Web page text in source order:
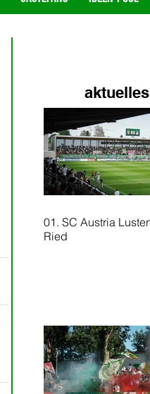
aktuelles
01. SC Austria
Ried